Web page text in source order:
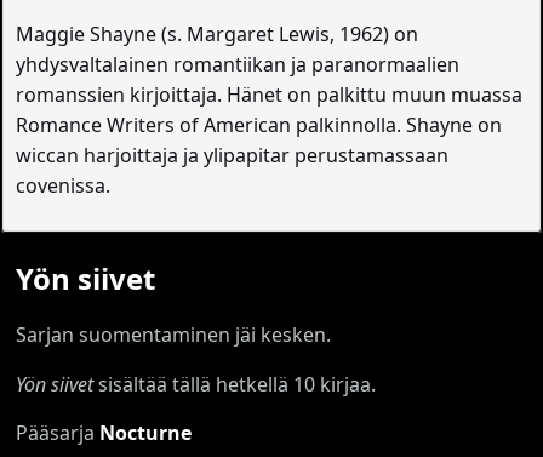
Maggie Shayne (s. Margaret Lewis, 1962) on
yhdysvaltalainen romantiikan ja paranormaalien
romanssien kirjoittaja. Hänet on palkittu muun muassa
Romance Writers of American palkinnolla. Shayne on
wiccan harjoittaja ja ylipapitar perustamassaan
covenissa.
Yön siivet
Sarjan suomentaminen jäi kesken.
Yön siivetsisältää tällä hetkellä 10 kirjaa.
Pääsarja Nocturne